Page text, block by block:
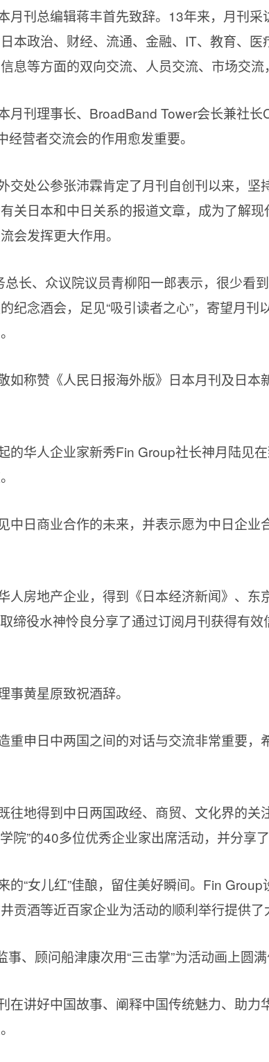
月刊总编辑蒋丰首先致辞。13年来，月刊
本政治、财经、流通、金融、IT、教育、医
息等方面的双向交流、人员交流、市场交流
月刊理事长、BroadBand Tower会长兼社长
经营者交流会的作用愈发重要。
交处公参张沛霖肯定了月刊自创刊以来，坚
关日本和中日关系的报道文章，成为了解
会发挥更大作用。
总长、众议院议员青柳阳一郎表示，很少看
纪念酒会，足见“吸引读者之心”，寄望月刊
如称赞《人民日报海外版》日本月刊及日本
的华人企业家新秀Fin Group社长神月陆见
中日商业合作的未来，并表示愿为中日企业
人房地产企业，得到《日本经济新闻》、东
缔役水神怜良分享了通过订阅月刊获得有
事黄星原致祝酒辞。
重申日中两国之间的对话与交流非常重要，
往地得到中日两国政经、商贸、文化界的关
院”的40多位优秀企业家出席活动，并分享
的“女儿红”佳酿，留住美好瞬间。Fin
贡酒等近百家企业为活动的顺利举行提供了
、顾问船津康次用“三击掌”为活动画上圆满
在讲好中国故事、阐释中国传统魅力、助力